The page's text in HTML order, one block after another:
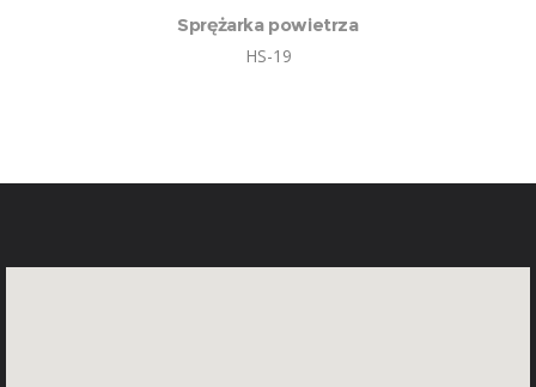
Sprężarka powietrza
HS-19